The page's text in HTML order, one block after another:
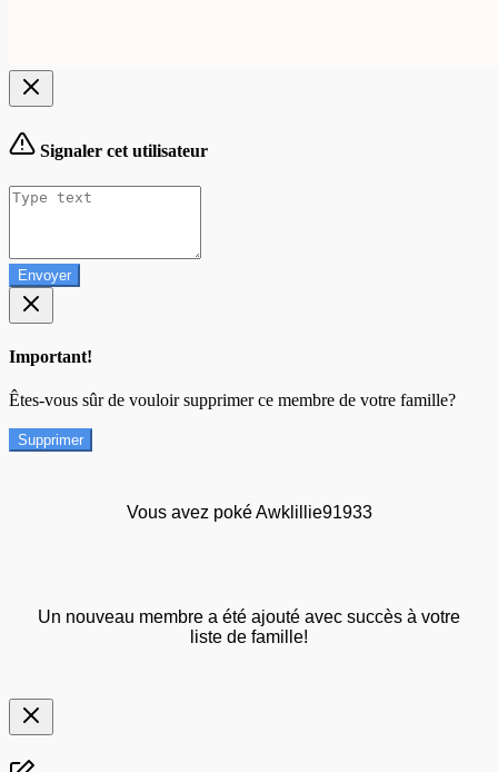
Signaler cet utilisateur
Envoyer
Important!
Êtes-vous sûr de vouloir supprimer ce membre de votre famille?
Supprimer
Vous avez poké Awklillie91933
Un nouveau membre a été ajouté avec succès à votre
liste de famille!